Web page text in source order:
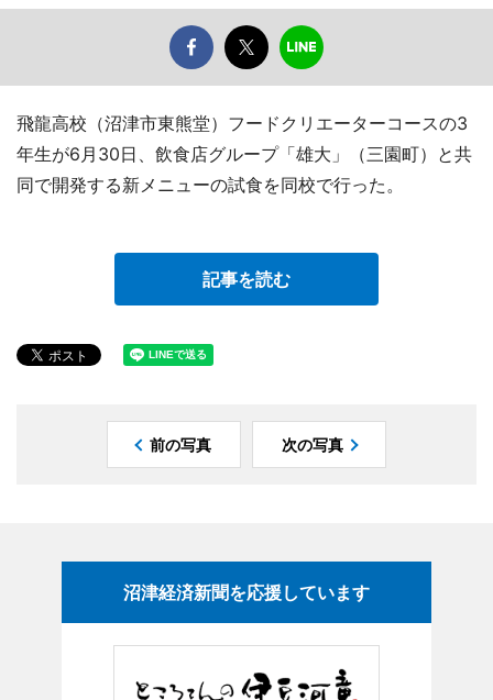
飛龍高校（沼津市東熊堂）フードクリエーターコースの3
年生が6月30日、飲食店グループ「雄大」（三園町）と共
同で開発する新メニューの試食を同校で行った。
記事を読む
前の写真 次の写真
沼津経済新聞を応援しています